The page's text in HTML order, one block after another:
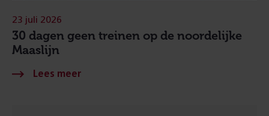
30 dagen geen treinen op de noordelijke
Maaslijn
23 juli 2026